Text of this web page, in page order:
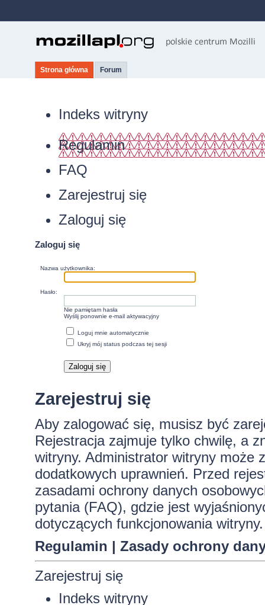
Strona główna Forum
Indeks witryny
Regulamin
FAQ
Zarejestruj się
Zaloguj się
Zaloguj się
Nazwa użytkownika:
Hasło:
Nie pamiętam hasła
Wyślij ponownie e-mail aktywacyjny
Loguj mnie automatycznie
Ukryj mój status podczas tej sesji
Zarejestruj się
Aby zalogować się, musisz być
Rejestracja zajmuje tylko chwilę, a
witryny. Administrator witryny może
dodatkowych uprawnień. Przed
zasadami ochrony danych
pytania (FAQ), gdzie jest
dotyczących funkcjonowania witryny.
Regulamin | Zasady ochrony
Zarejestruj się
Indeks witryny